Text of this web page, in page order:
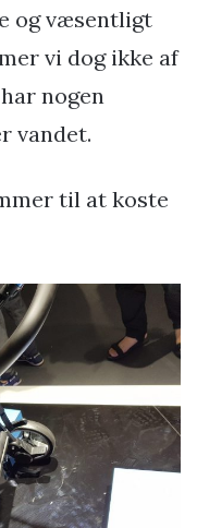
og væsentligt
vi dog ikke af
nogen
vandet.
til at koste